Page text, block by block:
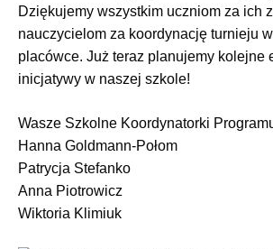
Dziękujemy wszystkim uczniom za ich
nauczycielom za koordynację turnieju
placówce. Już teraz planujemy kolejne
inicjatywy w naszej szkole!
Wasze Szkolne Koordynatorki
Hanna Goldmann-Połom
Patrycja Stefanko
Anna Piotrowicz
Wiktoria Klimiuk